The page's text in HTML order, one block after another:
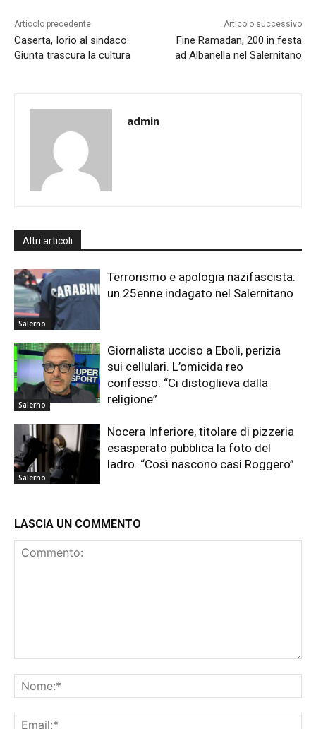
Articolo precedente
Caserta, Iorio al sindaco:
Giunta trascura la cultura
Articolo successivo
Fine Ramadan, 200 in festa
ad Albanella nel Salernitano
admin
Altri articoli
Salerno
Terrorismo e apologia nazifascista:
un 25enne indagato nel Salernitano
Salerno
Giornalista ucciso a Eboli, perizia
sui cellulari. L’omicida reo
confesso: “Ci distoglieva dalla
religione”
Salerno
Nocera Inferiore, titolare di pizzeria
esasperato pubblica la foto del
ladro. “Così nascono casi Roggero”
LASCIA UN COMMENTO